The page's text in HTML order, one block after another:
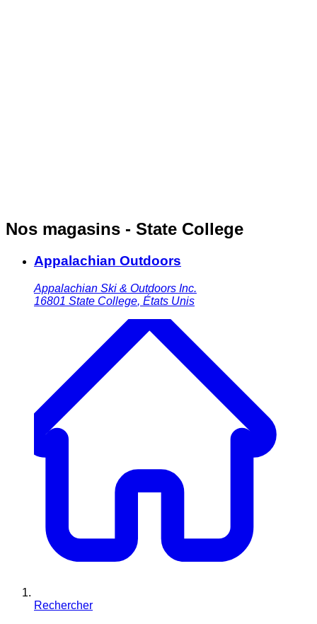
Nos magasins - State College
Appalachian Outdoors
Appalachian Ski & Outdoors Inc.
16801 State College, États Unis
Rechercher